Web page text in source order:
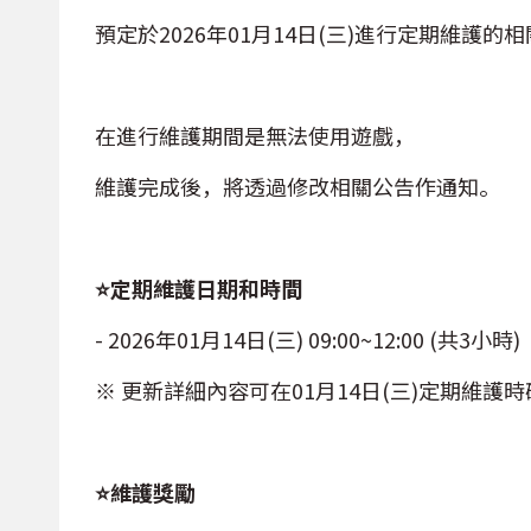
預定於2026年01月14日(三)進行定期維護的相
在進行維護期間是無法使用遊戲，
維護完成後，將透過修改相關公告作通知。
⭐定期維護日期和時間
- 2026年01月14日(三) 09:00~12:00 (共3小時)
※ 更新詳細內容可在01月14日(三)定期維護時
⭐維護獎勵